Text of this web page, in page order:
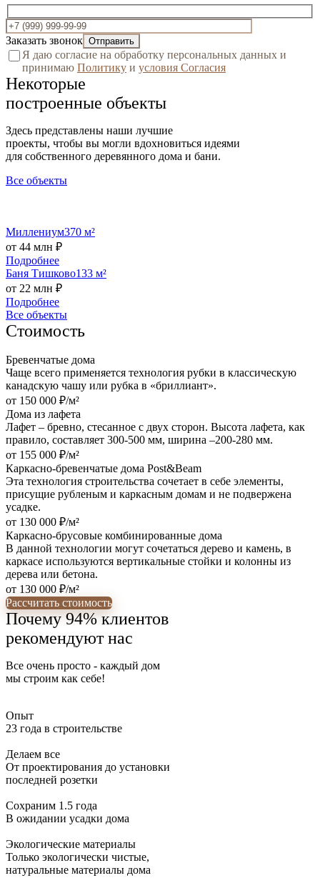
Заказать звонок
Я даю согласие на обработку персональных данных и
принимаю Политику и условия Согласия
Некоторые
построенные объекты
Здесь представлены наши лучшие
проекты, чтобы вы могли вдохновиться идеями
для собственного деревянного дома и бани.
Все объекты
Миллениум370 м²
от 44 млн ₽
Подробнее
Баня Тишково133 м²
от 22 млн ₽
Подробнее
Все объекты
Стоимость
Бревенчатые дома
Чаще всего применяется технология рубки в классическую
канадскую чашу или рубка в «бриллиант».
от 150 000 ₽/м²
Дома из лафета
Лафет – бревно, стесанное с двух сторон. Высота лафета, как
правило, составляет 300-500 мм, ширина –200-280 мм.
от 155 000 ₽/м²
Каркасно-бревенчатые дома Post&Beam
Эта технология строительства сочетает в себе элементы,
присущие рубленым и каркасным домам и не подвержена
усадке.
от 130 000 ₽/м²
Каркасно-брусовые комбинированные дома
В данной технологии могут сочетаться дерево и камень, в
каркасе используются вертикальные стойки и колонны из
дерева или бетона.
от 130 000 ₽/м²
Рассчитать стоимость
Почему 94% клиентов
рекомендуют нас
Все очень просто - каждый дом
мы строим как себе!
Опыт
23 года в строительстве
Делаем все
От проектирования до установки
последней розетки
Сохраним 1.5 года
В ожидании усадки дома
Экологические материалы
Только экологически чистые,
натуральные материалы дома